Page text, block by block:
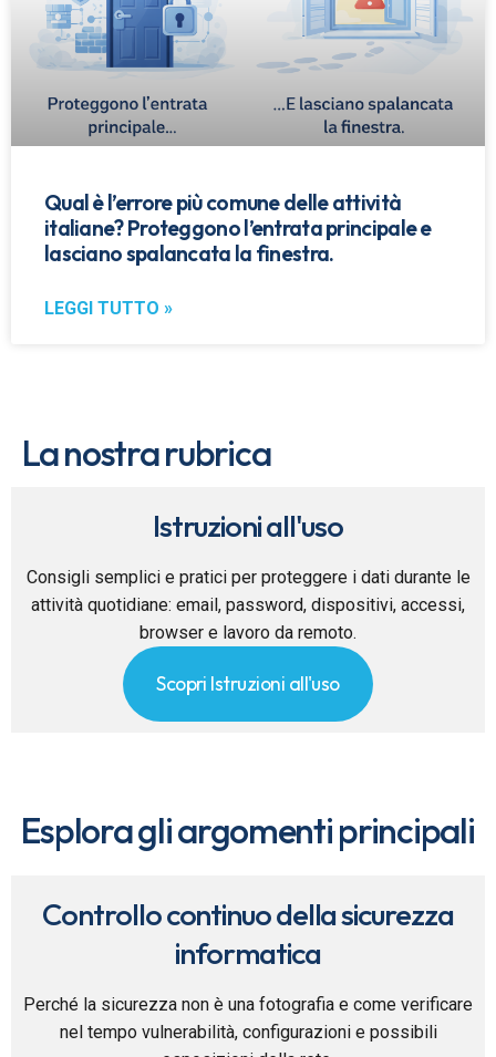
Qual è l’errore più comune delle attività
italiane? Proteggono l’entrata principale e
lasciano spalancata la finestra.
LEGGI TUTTO »
La nostra rubrica
Istruzioni all'uso
Consigli semplici e pratici per proteggere i dati durante le
attività quotidiane: email, password, dispositivi, accessi,
browser e lavoro da remoto.
Scopri Istruzioni all'uso
Esplora gli argomenti principali
Controllo continuo della sicurezza
informatica
Perché la sicurezza non è una fotografia e come verificare
nel tempo vulnerabilità, configurazioni e possibili